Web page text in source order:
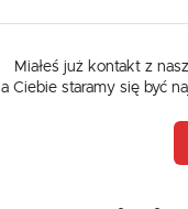
Miałeś już kontakt z
Ciebie staramy się być